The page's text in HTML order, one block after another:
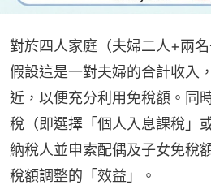
對於四人家庭（夫婦二人+兩名
假設這是一對夫婦的合計收入
近，以便充分利用免稅額。同
稅（即選擇「個人入息課稅」
納稅人並申索配偶及子女免稅
稅額調整的「效益」。